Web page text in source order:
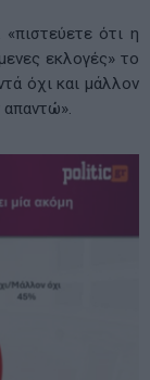
ότι η
εκλογές» το
όχι και μάλλον
απαντώ».